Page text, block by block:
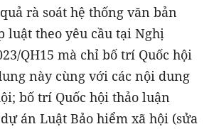
rà soát hệ thống văn bản
luật theo yêu cầu tại Nghị
QH15 mà chỉ bố trí Quốc hội
này cùng với các nội dung
bố trí Quốc hội thảo luận
án Luật Bảo hiểm xã hội (sửa